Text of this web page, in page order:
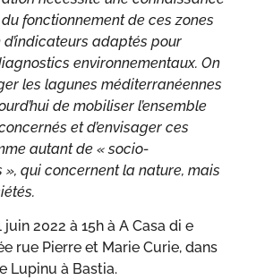
fonctionnement de ces zones
d’indicateurs adaptés pour
environnementaux. On
les lagunes méditerranéennes
de mobiliser l’ensemble
et d’envisager ces
autant de « socio-
», qui concernent la nature, mais
juin 2022 à 15h à A Casa di e
rue Pierre et Marie Curie, dans
Lupinu à Bastia.